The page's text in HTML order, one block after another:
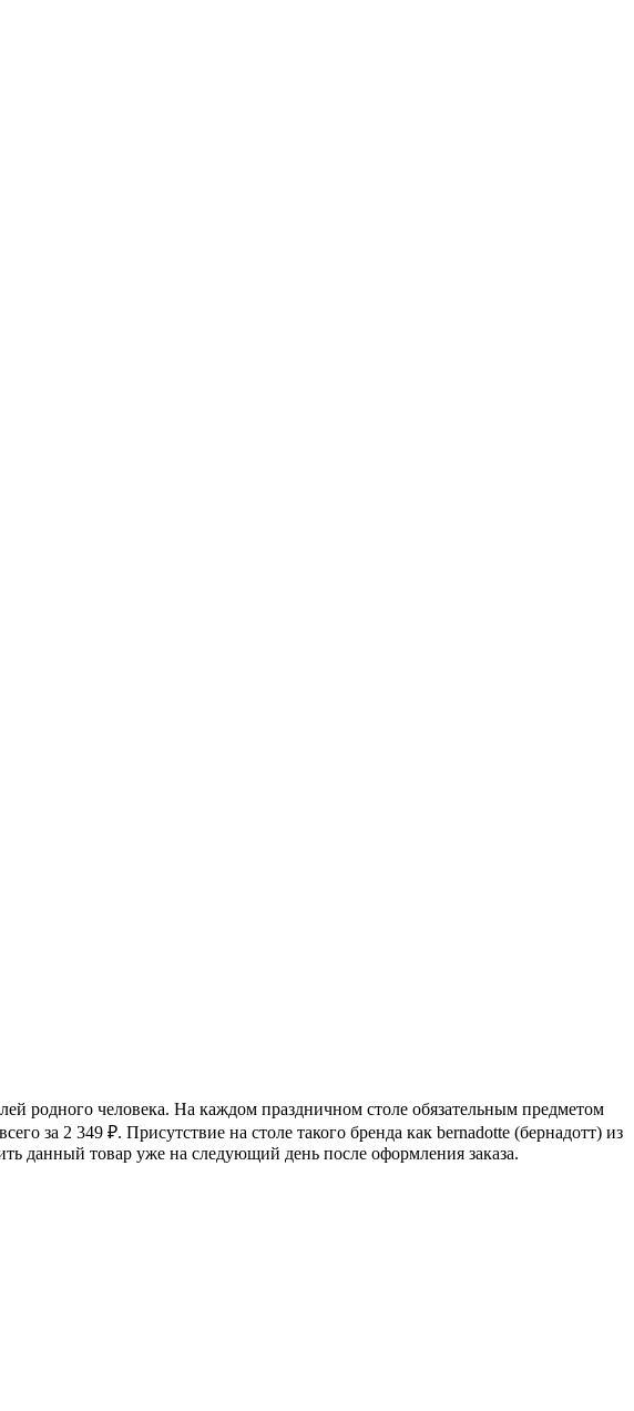
родного человека. На каждом праздничном столе обязательным предметом
за 2 349 ₽. Присутствие на столе такого бренда как bernadotte (бернадотт) из
данный товар уже на следующий день после оформления заказа.